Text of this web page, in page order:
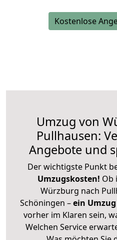
Kostenlose
Umzug von
Pullhausen:
Angebote und
Der wichtigste Punkt
Umzugskosten! Ob
Würzburg nach
Schöningen –ein
vorher im Klaren sein,
Welchen Service